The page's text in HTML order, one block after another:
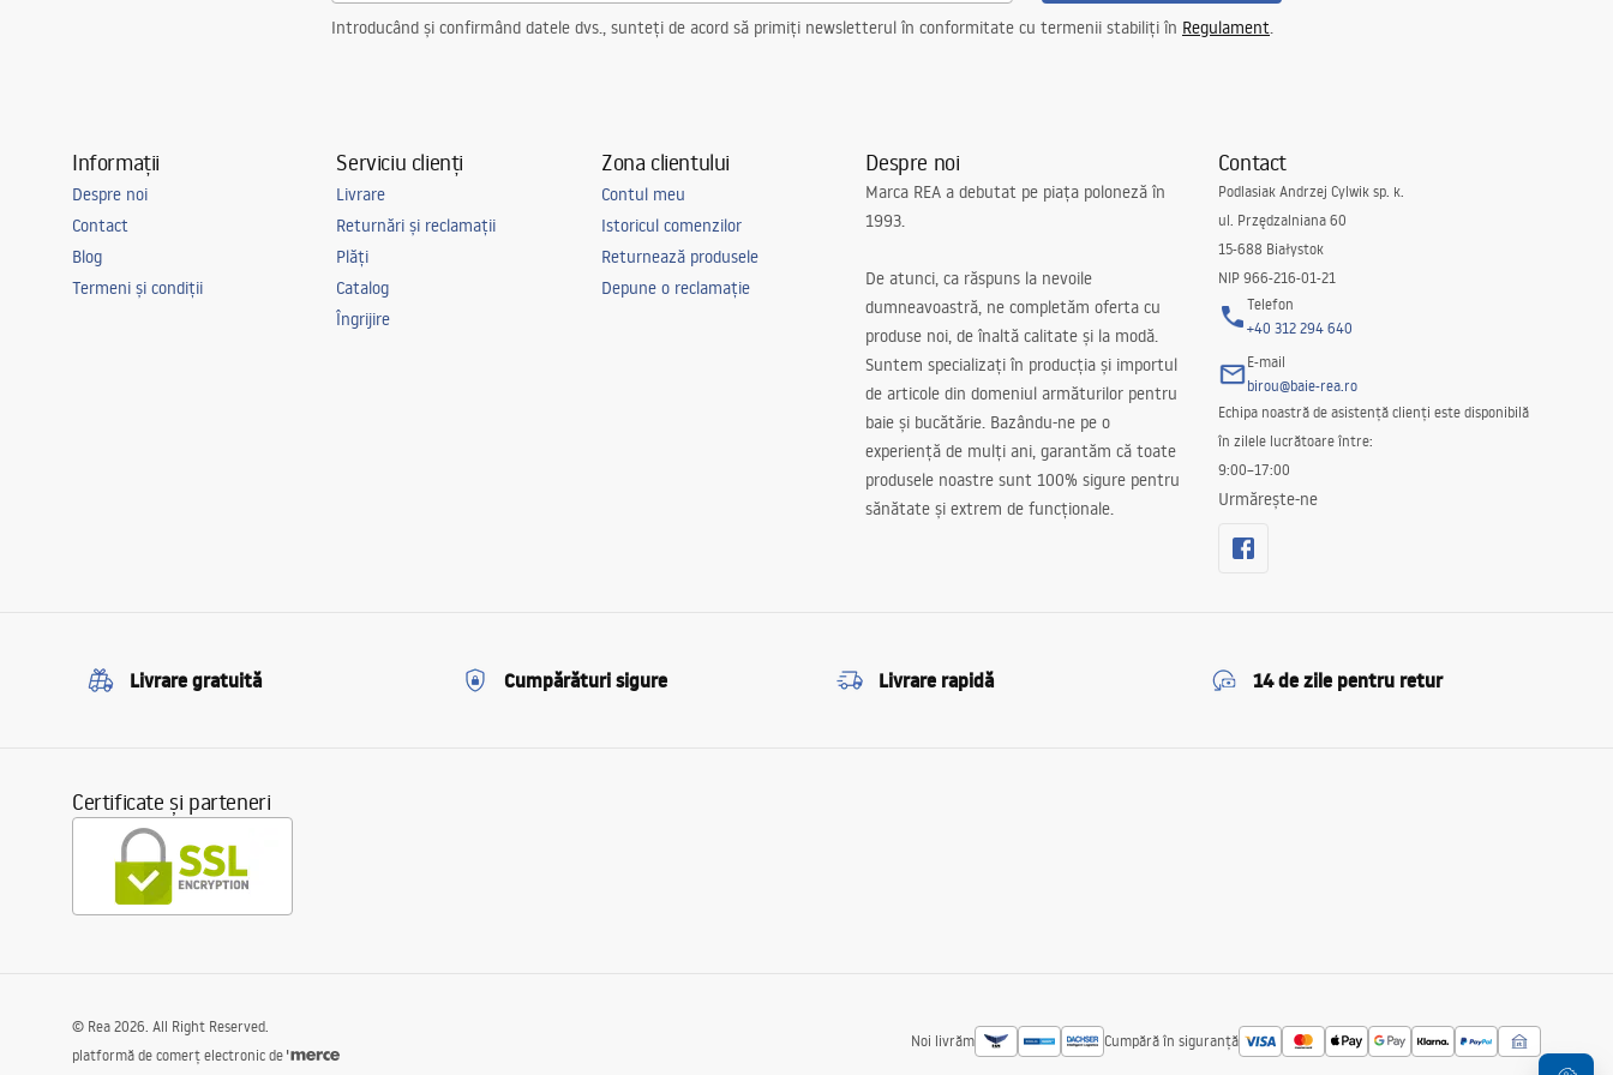
Introducând și confirmând datele dvs., sunteți de acord să primiți newsletterul în conformitate cu termenii stabiliți în Regulament.
Informații
Despre noi
Contact
Blog
Termeni și condiții
Serviciu clienți
Livrare
Returnări și reclamații
Plăți
Catalog
Îngrijire
Zona clientului
Contul meu
Istoricul comenzilor
Returnează produsele
Depune o reclamație
Despre noi
Marca REA a debutat pe piața poloneză în
1993.
De atunci, ca răspuns la nevoile
dumneavoastră, ne completăm oferta cu
produse noi, de înaltă calitate și la modă.
Suntem specializați în producția și importul
de articole din domeniul armăturilor pentru
baie și bucătărie. Bazându-ne pe o
experiență de mulți ani, garantăm că toate
produsele noastre sunt 100% sigure pentru
sănătate și extrem de funcționale.
Contact
Podlasiak Andrzej Cylwik sp. k.
ul. Przędzalniana 60
15-688 Białystok
NIP 966-216-01-21
Telefon
+40 312 294 640
E-mail
birou@baie-rea.ro
Echipa noastră de asistență clienți este disponibilă
în zilele lucrătoare între:
9:00–17:00
Urmărește-ne
Livrare gratuită Cumpărături sigure Livrare rapidă 14 de zile pentru retur
Certificate și parteneri
Noi livrăm Cumpără în siguranță
© Rea 2026. All Right Reserved.
platformă de comerț electronic de